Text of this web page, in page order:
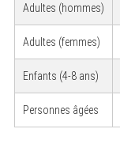
Adultes (hommes)
Adultes (femmes)
Enfants (4-8 ans)
Personnes âgées